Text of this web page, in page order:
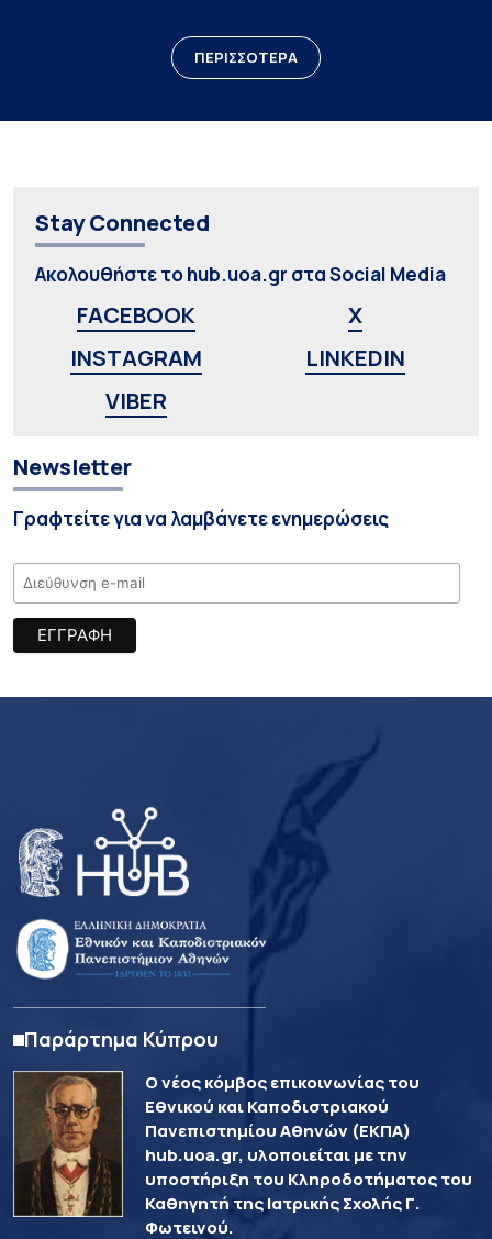
ΠΕΡΙΣΣΟΤΕΡΑ
Stay Connected
Ακολουθήστε το hub.uoa.gr στα Social Media
FACEBOOK
X
INSTAGRAM
LINKEDIN
VIBER
Newsletter
Γραφτείτε για να λαμβάνετε ενημερώσεις
Παράρτημα Κύπρου
Ο νέος κόμβος επικοινωνίας του
Εθνικού και Καποδιστριακού
Πανεπιστημίου Αθηνών (ΕΚΠΑ)
hub.uoa.gr, υλοποιείται με την
υποστήριξη του Κληροδοτήματος του
Καθηγητή της Ιατρικής Σχολής Γ.
Φωτεινού.